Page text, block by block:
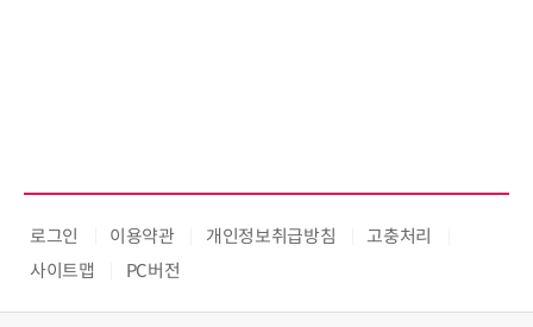
로그인 이용약관 개인정보취급방침
고충처리
사이트맵
PC버전